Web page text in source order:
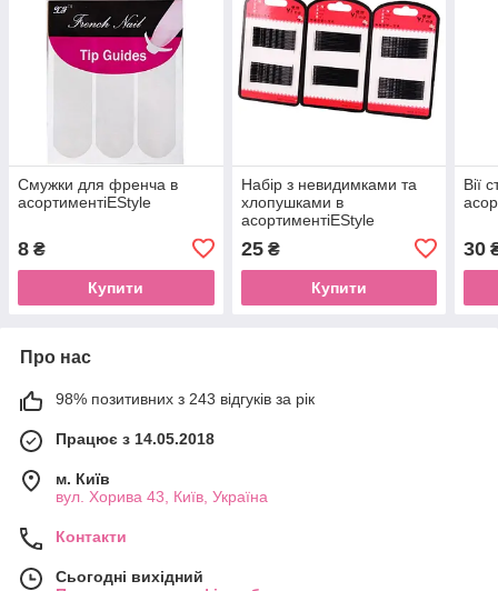
Смужки для френча в
асортиментіEStyle
8 ₴
Купити
Набір з невидимками та
хлопушками в
асортиментіEStyle
25₴
Купити
Вії
30
Про нас
98% позитивних з 243 відгуків за рік
Працює з 14.05.2018
м. Київ
вул. Хорива 43, Київ, Україна
Контакти
Сьогодні вихідний